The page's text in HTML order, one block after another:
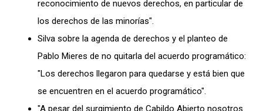
reconocimiento de nuevos derechos, en particular de
los derechos de las minorías".
Silva sobre la agenda de derechos y el planteo de
Pablo Mieres de no quitarla del acuerdo programático:
"Los derechos llegaron para quedarse y está bien que
se encuentren en el acuerdo programático".
"A pesar del surgimiento de Cabildo Abierto nosotros